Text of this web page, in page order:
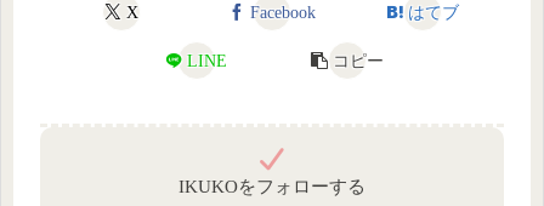
X Facebook はてブ
LINE コピー
IKUKOをフォローする